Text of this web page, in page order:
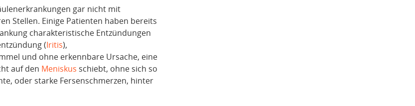
gar nicht mit
Stellen. Einige Patienten haben bereits
charakteristische Entzündungen
(Iritis),
und ohne erkennbare Ursache, eine
auf den Meniskus schiebt, ohne sich so
oder starke Fersenschmerzen, hinter